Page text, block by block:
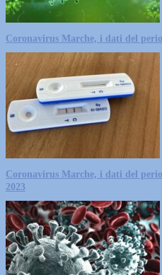
Coronavirus Marche, i dati del
Coronavirus Marche, i dati del
2023